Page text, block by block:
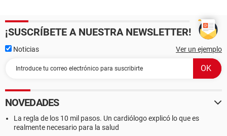
¡SUSCRÍBETE A NUESTRA NEWSLETTER!
Noticias Ver un ejemplo
NOVEDADES
La regla de los 10 mil pasos. Un cardiólogo explicó lo que es
realmente necesario para la salud